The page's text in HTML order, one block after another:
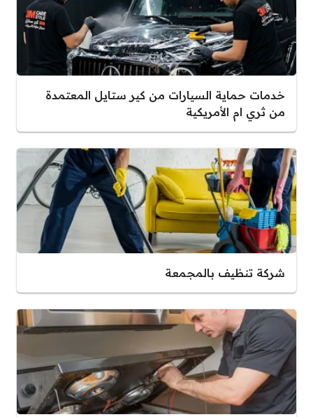
خدمات حماية السيارات من كير ستايل المعتمدة
من ثري ام الأمريكية
شركة تنظيف بالمجمعة